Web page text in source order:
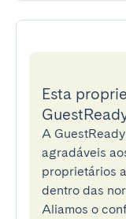
Esta
A
agradáveis
proprietários
dentro das
Aliamos o